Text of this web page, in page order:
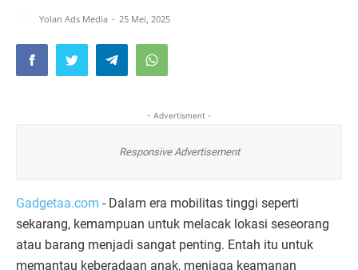
Yolan Ads Media 25 Mei, 2025
- Advertisment -
Responsive Advertisement
Gadgetaa.com - Dalam era mobilitas tinggi seperti
sekarang, kemampuan untuk melacak lokasi seseorang
atau barang menjadi sangat penting. Entah itu untuk
memantau keberadaan anak, menjaga keamanan